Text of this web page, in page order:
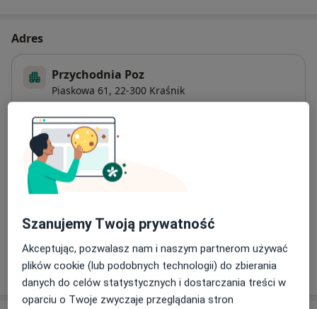
Adres
Przychodnia Poz
Piaskowa 61, 22-300 Kraśnik
Powiększ mapę
Dostępność
W tym gabinecie nie można umawiać wizyt przez
internet
Co mam zrobić w tej sytuacji?
Pokaż więcej
o adresie
Szanujemy Twoją prywatność
Akceptując, pozwalasz nam i naszym partnerom używać
plików cookie (lub podobnych technologii) do zbierania
danych do celów statystycznych i dostarczania treści w
oparciu o Twoje zwyczaje przeglądania stron